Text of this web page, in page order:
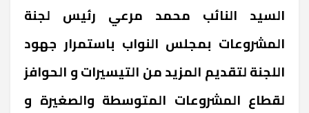
السيد النائب محمد مرعي رئيس لجنة
المشروعات بمجلس النواب باستمرار جهود
اللجنة لتقديم المزيد من التيسيرات و الحوافز
لقطاع المشروعات المتوسطة والصغيرة و